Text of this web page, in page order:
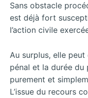
Sans obstacle
est déjà fort
l’action civile
Au surplus, elle
pénal et la durée du
purement et
L’issue du recours